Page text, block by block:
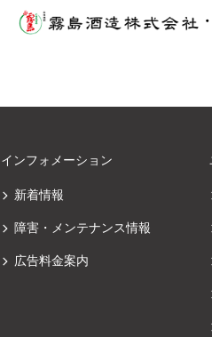
・
インフォメーション
新着情報
障害・メンテナンス情報
広告料金案内